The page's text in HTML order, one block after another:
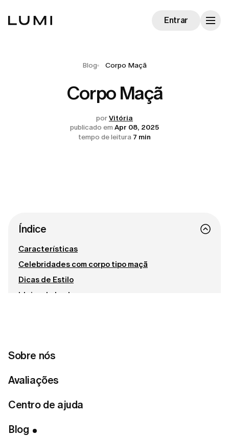
Sobre nós
Avaliações
Centro de ajuda
Blog
Entrar
Blog Corpo Maçã
Corpo Maçã
porVitória
publicado em Apr 08, 2025
tempo de leitura 7 min
Índice
Características
Celebridades com corpo tipo maçã
Dicas de Estilo
Ideias de Looks:
Pronta para encontrar o teu estilo